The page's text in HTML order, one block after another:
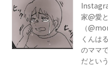
家@愛
（
くんは
のママ
だとい